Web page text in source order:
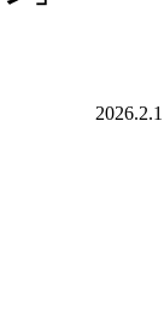
2026.2.1